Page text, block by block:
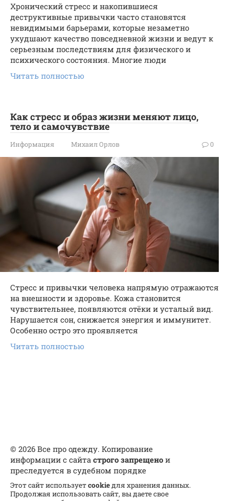
Хронический стресс и накопившиеся
деструктивные привычки часто становятся
невидимыми барьерами, которые незаметно
ухудшают качество повседневной жизни и ведут к
серьезным последствиям для физического и
психического состояния. Многие люди
Читать полностью
Как стресс и образ жизни меняют лицо,
тело и самочувствие
Информация Михаил Орлов 0
Стресс и привычки человека напрямую отражаются
на внешности и здоровье. Кожа становится
чувствительнее, появляются отёки и усталый вид.
Нарушается сон, снижается энергия и иммунитет.
Особенно остро это проявляется
Читать полностью
© 2026 Все про одежду. Копирование
информации с сайта строго запрещено и
преследуется в судебном порядке
Этот сайт используетcookieдля хранения данных.
Продолжая использовать сайт, вы даете свое